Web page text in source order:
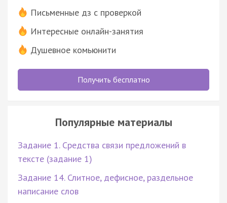
Письменные дз с проверкой
Интересные онлайн-занятия
Душевное комьюнити
Получить бесплатно
Популярные материалы
Задание 1. Средства связи предложений в
тексте (задание 1)
Задание 14. Слитное, дефисное, раздельное
написание слов